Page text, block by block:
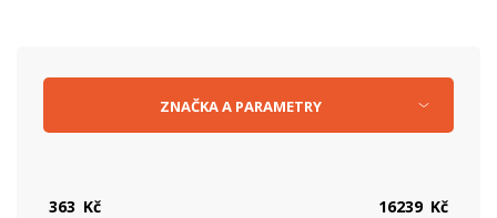
Kč Kč
ZNAČKAA PARAMETRY